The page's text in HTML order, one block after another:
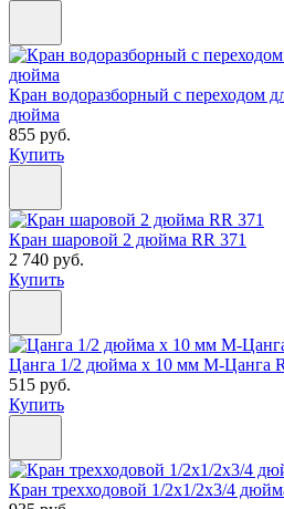
Кран водоразборный с переходом
дюйма
855 руб.
Купить
Кран шаровой 2 дюйма RR 371
2 740 руб.
Купить
Цанга 1/2 дюйма х 10 мм M-Цанга
515 руб.
Купить
Кран трехходовой 1/2х1/2х3/4